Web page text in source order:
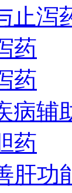
止泻
药
药
病辅
药
肝功